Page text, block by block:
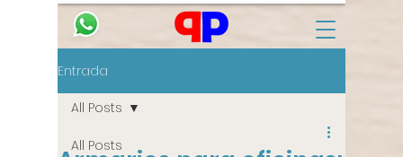
Entrada
All Posts
All Posts